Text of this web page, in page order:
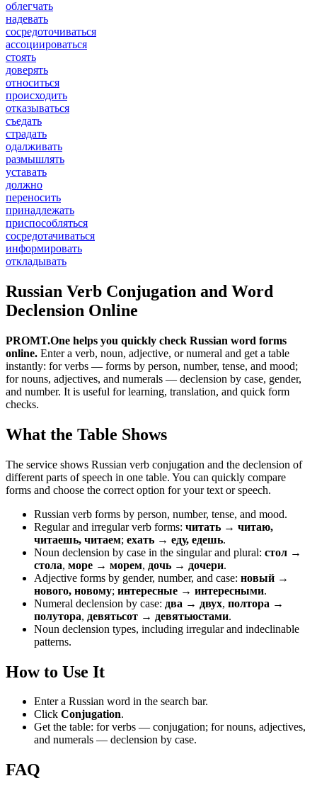
облегчать
надевать
сосредоточиваться
ассоциироваться
стоять
доверять
относиться
происходить
отказываться
съедать
страдать
одалживать
размышлять
уставать
должно
переносить
принадлежать
приспособляться
сосредотачиваться
информировать
откладывать
Russian Verb Conjugation and Word
Declension Online
PROMT.One helps you quickly check Russian word forms
online. Enter a verb, noun, adjective, or numeral and get a table
instantly: for verbs — forms by person, number, tense, and mood;
for nouns, adjectives, and numerals — declension by case, gender,
and number. It is useful for learning, translation, and quick form
checks.
What the Table Shows
The service shows Russian verb conjugation and the declension of
different parts of speech in one table. You can quickly compare
forms and choose the correct option for your text or speech.
Russian verb forms by person, number, tense, and mood.
Regular and irregular verb forms: читать → читаю,
читаешь, читаем; ехать → еду, едешь.
Noun declension by case in the singular and plural: стол →
стола, море → морем, дочь → дочери.
Adjective forms by gender, number, and case: новый →
нового, новому; интересные → интересными.
Numeral declension by case: два → двух, полтора →
полутора, девятьсот → девятьюстами.
Noun declension types, including irregular and indeclinable
patterns.
How to Use It
Enter a Russian word in the search bar.
Click Conjugation.
Get the table: for verbs — conjugation; for nouns, adjectives,
and numerals — declension by case.
FAQ